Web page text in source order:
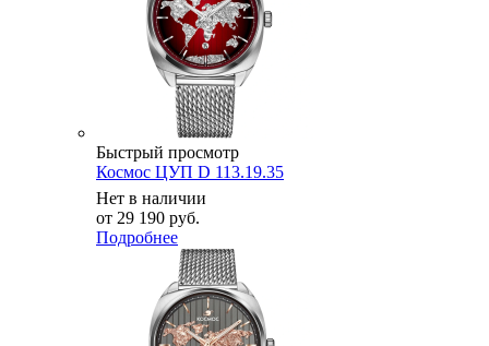
Быстрый просмотр
Космос ЦУП D 113.19.35
Нет в наличии
от 29 190 руб.
Подробнее